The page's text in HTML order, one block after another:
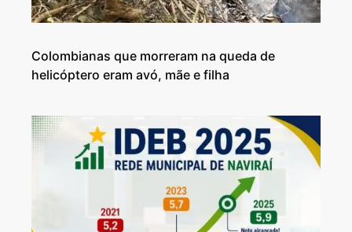
Colombianas que morreram na queda de
helicóptero eram avó, mãe e filha